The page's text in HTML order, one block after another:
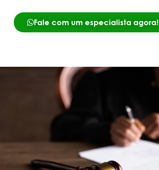
Fale com um especialista agora!